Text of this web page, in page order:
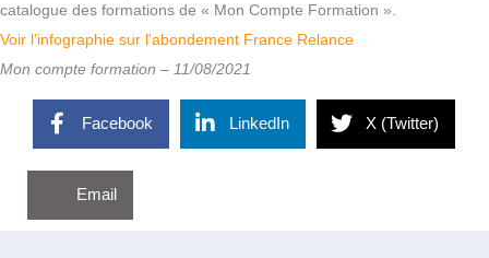
catalogue des formations de « Mon Compte Formation ».
Voir l’infographie sur l’abondement France Relance
Mon compte formation – 11/08/2021
Facebook LinkedIn X (Twitter)
Email